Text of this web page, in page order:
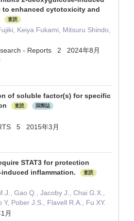
enhanced cytotoxicity and
査読
Keiya Fukami, Mitsuru Shindo,
- Reports 2 2024年8月
of soluble factor(s) for specific
査読 国際誌
5 2015年3月
STAT3 for protection
inflammation.
査読
Gao Q., Jacoby J., Chai G.X.,
Y, Pober J.S., Flavell R.A., Fu XY.
月